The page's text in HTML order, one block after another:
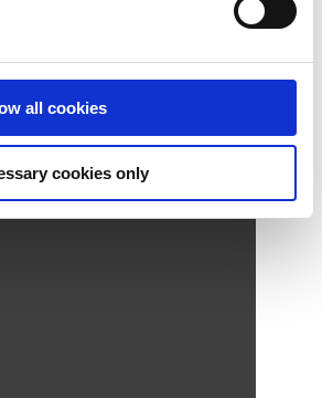
Allow all cookies
Use necessary cookies only